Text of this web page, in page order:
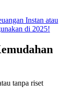
Instan atau
di 2025!
tanpa riset